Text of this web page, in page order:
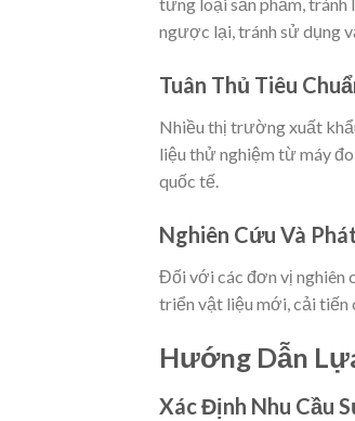
ngược lại, tránh sử dụng
Tuân Thủ Tiêu
Nhiều thị trường xuất
liệu thử nghiệm từ máy
quốc tế.
Nghiên Cứu Và
Đối với các đơn vị nghiên
triển vật liệu mới, cải tiến
Hướng Dẫn
Xác Định Nhu Cầu